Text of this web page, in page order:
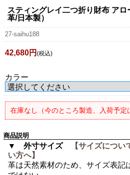
スティングレイ二つ折り財布 ア
革/日本製）
27-saihu188
42,680円 (税込)
カラー
在庫なし（今のところ製造、入荷予定
商品説明
▼ 外寸サイズ
【サイズについ
い方へ】
革は天然素材のため、サイズ表記